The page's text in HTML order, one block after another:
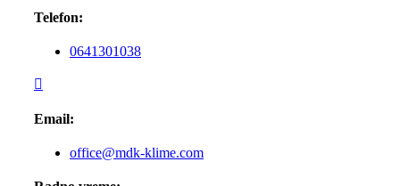
Telefon:
0641301038
Email:
office@mdk-klime.com